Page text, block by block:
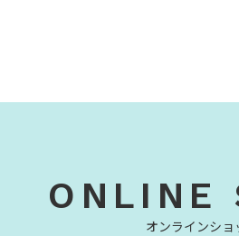
ONLINE
オンラインショ